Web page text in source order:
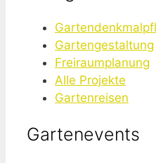
Gartengestaltung
Freiraumplanung
Alle Projekte
Gartenreisen
Gartenevents